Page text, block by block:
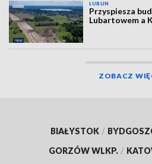
LUBLIN
Przyspiesza
Lubartowem a
ZOBACZ
BIAŁYSTOK /
GORZÓW WLKP. /